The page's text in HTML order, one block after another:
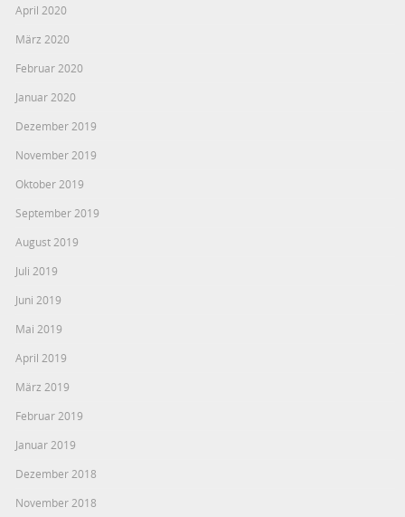
April 2020
März 2020
Februar 2020
Januar 2020
Dezember 2019
November 2019
Oktober 2019
September 2019
August 2019
Juli 2019
Juni 2019
Mai 2019
April 2019
März 2019
Februar 2019
Januar 2019
Dezember 2018
November 2018